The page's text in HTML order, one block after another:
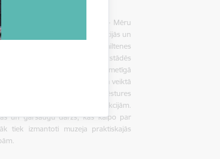
Bilskas pagasta Mēros - Mēru
mantojumu dažādās ekspozīcijās un
priekšmetu klāsts, Smiltenes
ekspozīcija. Mainīgajās izstādēs
mākslas (stājglezniecība, laikmetīgā
Par tradīciju kļuvusi muzeja veiktā
veltītas Smiltenes novada vēstures
izglītojošām nodarbībām un lekcijām.
un garšaugu dārzs, kas kalpo par
tiek izmantoti muzeja praktiskajās